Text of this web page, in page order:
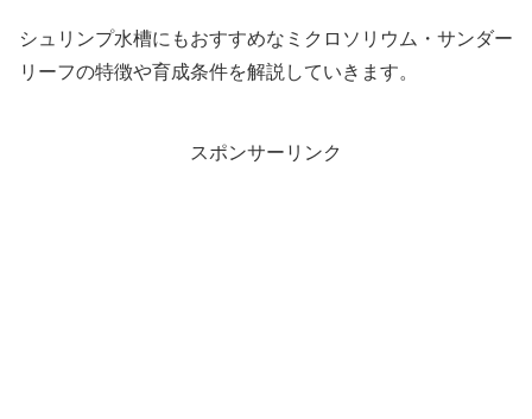
シュリンプ水槽にもおすすめなミクロソリウム・サンダー
リーフの特徴や育成条件を解説していきます。
スポンサーリンク